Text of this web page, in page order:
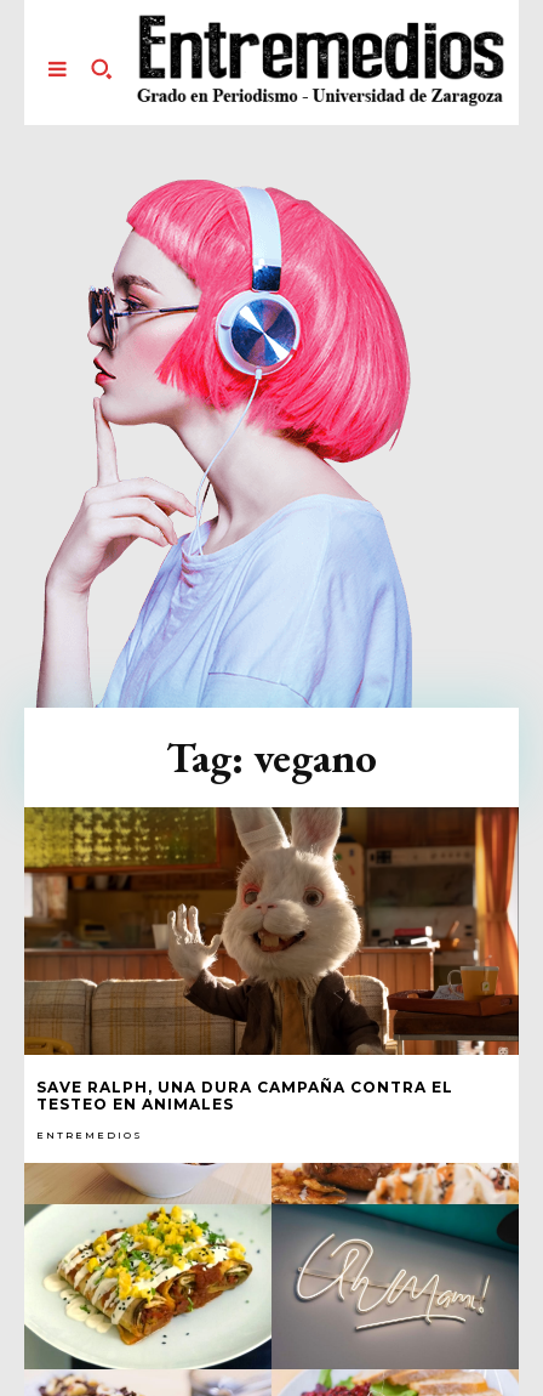
SAVE RALPH, UNA DURA CAMPAÑA CONTRA EL
TESTEO EN ANIMALES
ENTREMEDIOS
Tag: vegano